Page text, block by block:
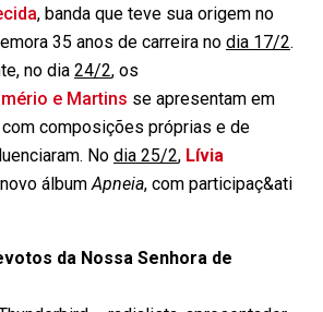
, banda que teve sua origem no
35 anos de carreira no dia 17/2.
no dia 24/2, os
e Martins se apresentam em
composições próprias e de
No dia 25/2, Lívia
álbumApneia, com participaç&ati
da Nossa Senhora de